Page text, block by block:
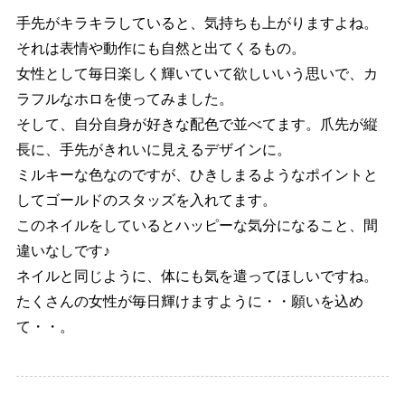
手先がキラキラしていると、気持ちも上がりますよね。
それは表情や動作にも自然と出てくるもの。
女性として毎日楽しく輝いていて欲しいいう思いで、カ
ラフルなホロを使ってみました。
そして、自分自身が好きな配色で並べてます。爪先が縦
長に、手先がきれいに見えるデザインに。
ミルキーな色なのですが、ひきしまるようなポイントと
してゴールドのスタッズを入れてます。
このネイルをしているとハッピーな気分になること、間
違いなしです♪
ネイルと同じように、体にも気を遣ってほしいですね。
たくさんの女性が毎日輝けますように・・願いを込め
て・・。